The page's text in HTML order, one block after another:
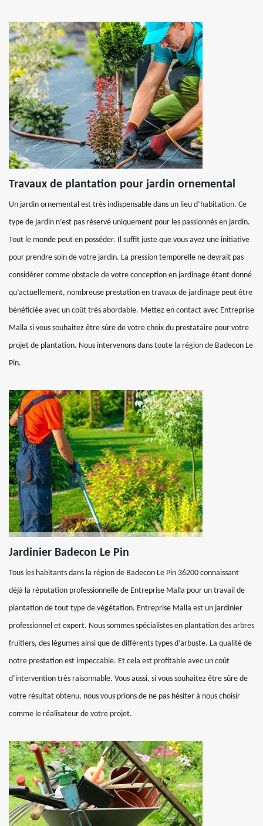
Travaux de plantation pour jardin ornemental
Un jardin ornemental est très indispensable dans un lieu d’habitation. Ce
type de jardin n’est pas réservé uniquement pour les passionnés en jardin.
Tout le monde peut en posséder. Il suffit juste que vous ayez une initiative
pour prendre soin de votre jardin. La pression temporelle ne devrait pas
considérer comme obstacle de votre conception en jardinage étant donné
qu’actuellement, nombreuse prestation en travaux de jardinage peut être
bénéficiée avec un coût très abordable. Mettez en contact avec Entreprise
Malla si vous souhaitez être sûre de votre choix du prestataire pour votre
projet de plantation. Nous intervenons dans toute la région de Badecon Le
Pin.
Jardinier Badecon Le Pin
Tous les habitants dans la région de Badecon Le Pin 36200 connaissant
déjà la réputation professionnelle de Entreprise Malla pour un travail de
plantation de tout type de végétation. Entreprise Malla est un jardinier
professionnel et expert. Nous sommes spécialistes en plantation des arbres
fruitiers, des légumes ainsi que de différents types d’arbuste. La qualité de
notre prestation est impeccable. Et cela est profitable avec un coût
d’intervention très raisonnable. Vous aussi, si vous souhaitez être sûre de
votre résultat obtenu, nous vous prions de ne pas hésiter à nous choisir
comme le réalisateur de votre projet.